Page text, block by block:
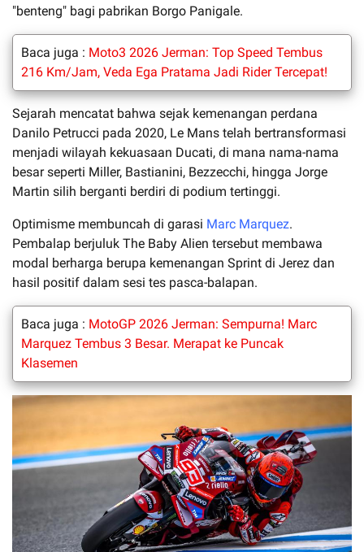
"benteng" bagi pabrikan Borgo Panigale.
Baca juga : Moto3 2026 Jerman: Top Speed Tembus
216 Km/Jam, Veda Ega Pratama Jadi Rider Tercepat!
Sejarah mencatat bahwa sejak kemenangan perdana
Danilo Petrucci pada 2020, Le Mans telah bertransformasi
menjadi wilayah kekuasaan Ducati, di mana nama-nama
besar seperti Miller, Bastianini, Bezzecchi, hingga Jorge
Martin silih berganti berdiri di podium tertinggi.
Optimisme membuncah di garasi Marc Marquez.
Pembalap berjuluk The Baby Alien tersebut membawa
modal berharga berupa kemenangan Sprint di Jerez dan
hasil positif dalam sesi tes pasca-balapan.
Baca juga : MotoGP 2026 Jerman: Sempurna! Marc
Marquez Tembus 3 Besar. Merapat ke Puncak
Klasemen